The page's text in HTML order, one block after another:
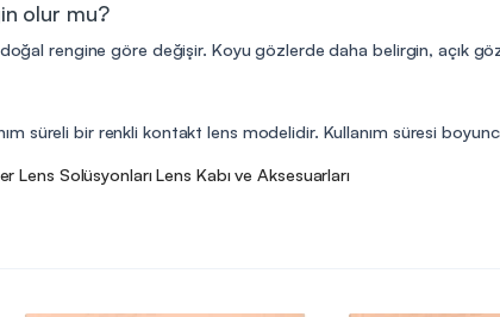
olur mu?
rengine göre değişir. Koyu gözlerde daha belirgin, açık
süreli bir renkli kontakt lens modelidir. Kullanım süresi
Lens Solüsyonları Lens Kabı ve Aksesuarları